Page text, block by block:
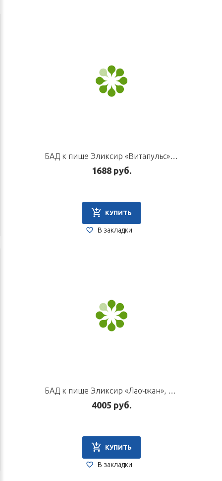
БАД к пище Эликсир «Витапульс», 12 флаконов по 10 мл
1688 руб.
КУПИТЬ
В закладки
БАД к пище Эликсир «Лаочжан», 12 флаконов по 10 мл
4005 руб.
КУПИТЬ
В закладки